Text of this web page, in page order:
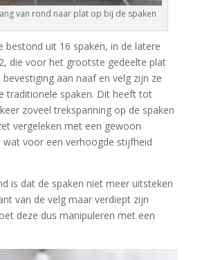
van rond naar plat op bij de spaken
bestond uit 16 spaken, in de latere
die voor het grootste gedeelte plat
bevestiging aan naaf en velg zijn ze
traditionele spaken. Dit heeft tot
zoveel trekspanning op de spaken
vergeleken met een gewoon
voor een verhoogde stijfheid
is dat de spaken niet meer uitsteken
van de velg maar verdiept zijn
deze dus manipuleren met een